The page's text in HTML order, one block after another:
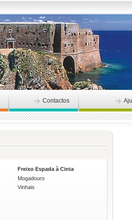
Contactos
Freixo Espada à Cinta
Mogadouro
Vinhais